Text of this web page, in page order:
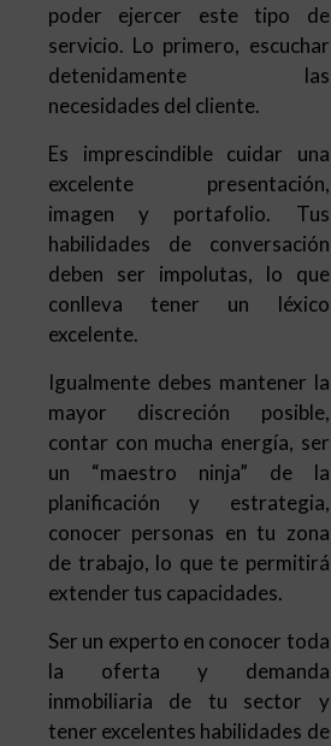
poder ejercer este tipo de
servicio. Lo primero, escuchar
detenidamente las
necesidades del cliente.
Es imprescindible cuidar una
excelente presentación,
imagen y portafolio. Tus
habilidades de conversación
deben ser impolutas, lo que
conlleva tener un léxico
excelente.
Igualmente debes mantener la
mayor discreción posible,
contar con mucha energía, ser
un “maestro ninja” de la
planificación y estrategia,
conocer personas en tu zona
de trabajo, lo que te permitirá
extender tus capacidades.
Ser un experto en conocer toda
la oferta y demanda
inmobiliaria de tu sector y
tener excelentes habilidades de